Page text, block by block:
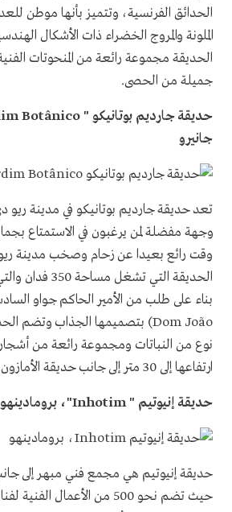
الحدائق الفرنسية، وتتميز بأنها موطن
الملونة والمروج الخضراء ذات الأشكال
الحديقة مجموعة رائعة من المنحوتات الفنية
جميلة من الحصى.
حديقة جارديم بوتانيكو "Botânico
جانيرو
تعد حديقة جارديم بوتانيكو في مدينة ريو دي
وجهة مفضلة لمن يرغبون في الاستمتاع بجمال
وقت رائع بعيدا عن زحام وصخب مدينة ريو دي
بناء على طلب من الأمير الحاكم جواو السادس
Dom João
نوع من النباتات ومجموعة رائعة من أشجار
ارتفاعها إلى 30 متر إلى جانب حديقة الأمازون.
حديقة إنيوتيم "Inhotim"، برومادينهو
حديقة إنيوتيم هي مجمع فني مبهر إلى جانب
حيث تضم نحو 500 من الأعمال الفنية